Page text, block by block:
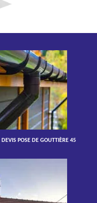
DEVIS POSE DE GOUTTIÈRE 45